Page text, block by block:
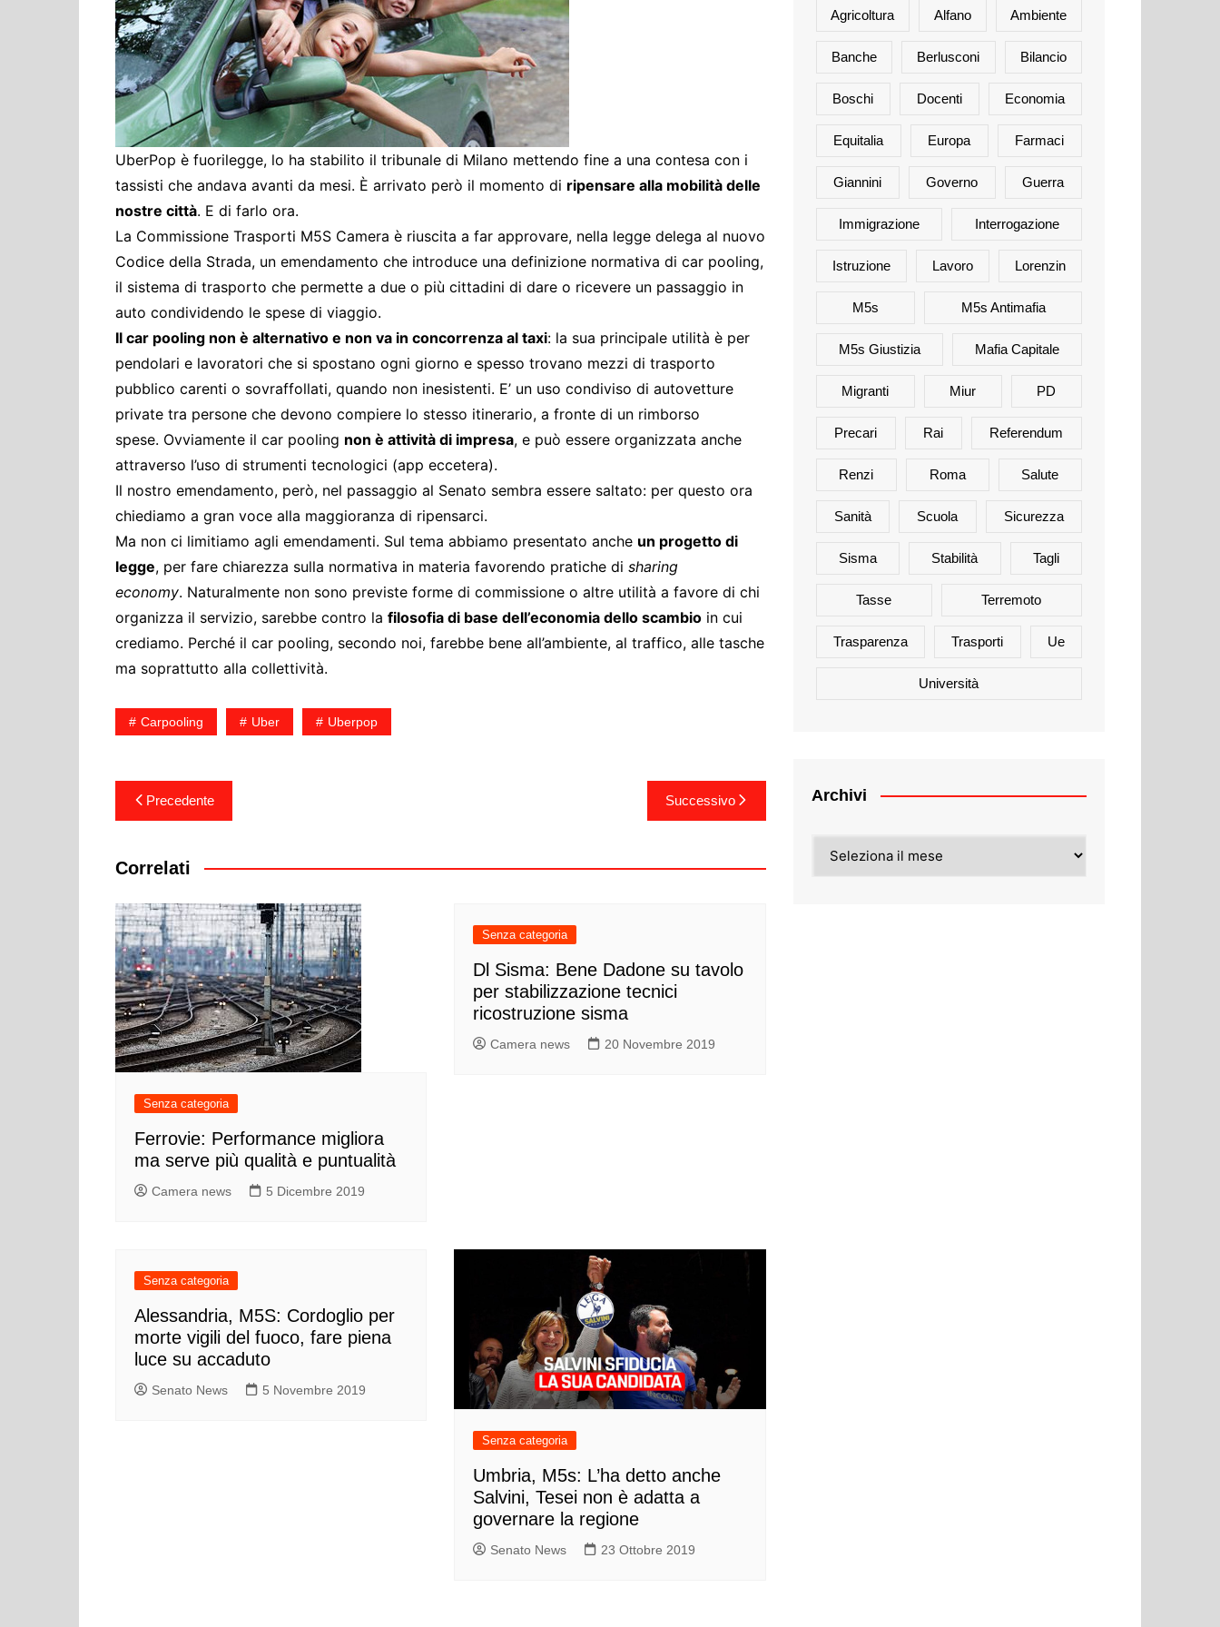
Cultura ed Istruzione
Difesa
Eventi
Finanze e tesoro
Giustizia
Lavori pubblici e Trasporti
Lavoro
Politiche europee
Rifiuti
UberPop è fuorilegge, lo ha stabilito il tribunale di Milano mettendo fine a una contesa con i
tassisti che andava avanti da mesi. È arrivato però il momento di ripensare alla mobilità delle
nostre città. E di farlo ora.
La Commissione Trasporti M5S Camera è riuscita a far approvare, nella legge delega al nuovo
Codice della Strada, un emendamento che introduce una definizione normativa di car pooling,
il sistema di trasporto che permette a due o più cittadini di dare o ricevere un passaggio in
auto condividendo le spese di viaggio.
Il car pooling non è alternativo e non va in concorrenza al taxi: la sua principale utilità è per
pendolari e lavoratori che si spostano ogni giorno e spesso trovano mezzi di trasporto
pubblico carenti o sovraffollati, quando non inesistenti. E’ un uso condiviso di autovetture
private tra persone che devono compiere lo stesso itinerario, a fronte di un rimborso
spese. Ovviamente il car pooling non è attività di impresa, e può essere organizzata anche
attraverso l’uso di strumenti tecnologici (app eccetera).
Il nostro emendamento, però, nel passaggio al Senato sembra essere saltato: per questo ora
chiediamo a gran voce alla maggioranza di ripensarci.
Ma non ci limitiamo agli emendamenti. Sul tema abbiamo presentato anche un progetto di
legge, per fare chiarezza sulla normativa in materia favorendo pratiche di sharing
economy. Naturalmente non sono previste forme di commissione o altre utilità a favore di chi
organizza il servizio, sarebbe contro la filosofia di base dell’economia dello scambio in cui
crediamo. Perché il car pooling, secondo noi, farebbe bene all’ambiente, al traffico, alle tasche
ma soprattutto alla collettività.
Carpooling Uber Uberpop
Navigazione
articoli
Precedente Successivo
Correlati
Senza categoria
Ferrovie: Performance migliora
ma serve più qualità e puntualità
Camera news 5 Dicembre 2019
Senza categoria
Dl Sisma: Bene Dadone su tavolo
per stabilizzazione tecnici
ricostruzione sisma
Camera news 20 Novembre 2019
Senza categoria
Alessandria, M5S: Cordoglio per
morte vigili del fuoco, fare piena
luce su accaduto
Senato News 5 Novembre 2019
Senza categoria
Umbria, M5s: L’ha detto anche
Salvini, Tesei non è adatta a
governare la regione
Senato News 23 Ottobre 2019
Agricoltura Alfano Ambiente
Banche Berlusconi Bilancio
Boschi Docenti Economia
Equitalia Europa Farmaci
Giannini Governo Guerra
Immigrazione Interrogazione
Istruzione Lavoro Lorenzin
M5s M5s Antimafia
M5s Giustizia Mafia Capitale
Migranti Miur PD
Precari Rai Referendum
Renzi Roma Salute
Sanità Scuola Sicurezza
Sisma Stabilità Tagli
Tasse Terremoto
Trasparenza Trasporti Ue
Università
Archivi